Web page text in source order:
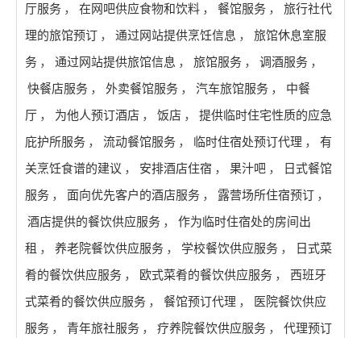
厅服务 ， 在网吧供应食物和饮料 ， 餐馆服务 ，
旅行社代
理的旅馆预订 ， 通过网站提供烹饪信息 ，
旅馆休息室服
务 ， 通过网站提供旅馆信息 ， 旅馆服务 ， 调酒服务 ，
快餐店服务 ， 外卖餐馆服务 ， 汽车旅馆服务 ，
中餐
厅 ， 为他人预订酒店 ， 饭店 ，
提供临时住宅性质的应急
庇护所服务 ， 流动餐馆服务 ， 临时住宿处预订代理 ，
有
关烹饪食谱的建议 ， 安排酒店住宿 ， 果汁吧 ，
日式餐馆
服务 ， 面向优先客户的酒店服务 ， 露营场所住宿预订 ，
酒店提供的餐饮供应服务 ，
作为临时住宿处的房间出
租 ， 养老院餐饮供应服务 ， 学校餐饮供应服务 ，
日式菜
肴的餐饮供应服务 ， 欧式菜肴的餐饮供应服务 ，
西班牙
式菜肴的餐饮供应服务 ， 餐馆预订代理 ，
医院餐饮供应
服务 ， 青年旅社服务 ， 疗养院餐饮供应服务 ，
代理预订